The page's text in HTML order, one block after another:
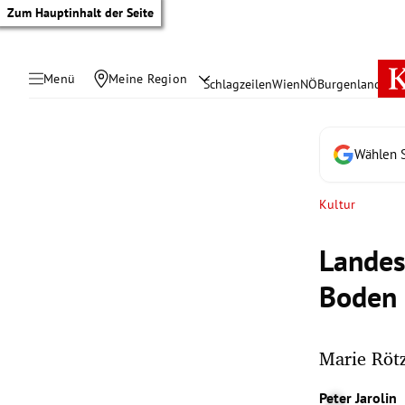
Zum Hauptinhalt der Seite
Menü Meine Region SchlagzeilenWienNÖBurgenland
Wählen
Kultur
Marie
Peter Jarolin